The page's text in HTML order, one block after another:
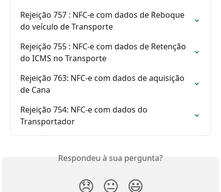
Rejeição 757 : NFC-e com dados de Reboque
do veículo de Transporte
Rejeição 755 : NFC-e com dados de Retenção
do ICMS no Transporte
Rejeição 763: NFC-e com dados de aquisição
de Cana
Rejeição 754: NFC-e com dados do
Transportador
Respondeu à sua pergunta?
😞 😐 😃